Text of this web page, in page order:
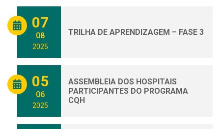
07
08
2025
TRILHA DE APRENDIZAGEM – FASE 3
05
06
2025
ASSEMBLEIA DOS HOSPITAIS
PARTICIPANTES DO PROGRAMA
CQH